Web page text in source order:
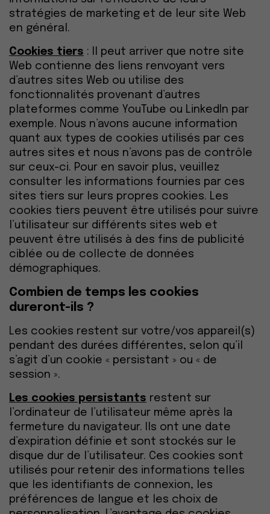
stratégies de marketing et de leur site Web
en général.
Cookies tiers : Il peut arriver que notre site
Web contienne des liens renvoyant vers
d’autres sites Web ou utilise des
fonctionnalités provenant d’autres
plateformes comme YouTube ou LinkedIn par
exemple. Nous n’avons aucune information
quant aux types de cookies utilisés par ces
autres sites et nous n’avons pas de contrôle
sur ceux-ci. Pour en savoir plus, veuillez
consulter les informations fournies par ces
sites tiers sur leurs propres cookies. Les
cookies tiers peuvent être utilisés pour suivre
l’utilisateur sur différents sites web et
peuvent être utilisés à des fins de publicité
ciblée ou de collecte de données
démographiques.
Combien de temps les cookies
dureront-ils ?
Les cookies restent sur votre/vos appareil(s)
pendant des durées différentes, selon qu’il
s’agit d’un cookie « persistant » ou « de
session ».
Les cookies persistants restent sur
l’ordinateur de l’utilisateur même après la
fermeture du navigateur. Ils ont une date
d’expiration définie et sont stockés sur le
disque dur de l’utilisateur. Ces cookies sont
utilisés pour retenir des informations telles
que les identifiants de connexion, les
préférences de langue et les choix de